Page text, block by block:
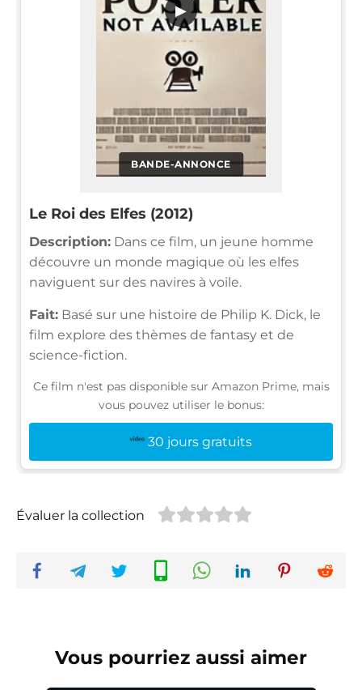
BANDE-ANNONCE
▶
Le Roi des Elfes (2012)
Description: Dans ce film, un jeune homme
découvre un monde magique où les elfes
naviguent sur des navires à voile.
Fait: Basé sur une histoire de Philip K. Dick, le
film explore des thèmes de fantasy et de
science-fiction.
Ce film n'est pas disponible sur Amazon Prime, mais
vous pouvez utiliser le bonus:
30 jours gratuits
Évaluer la collection
Vous pourriez aussi aimer